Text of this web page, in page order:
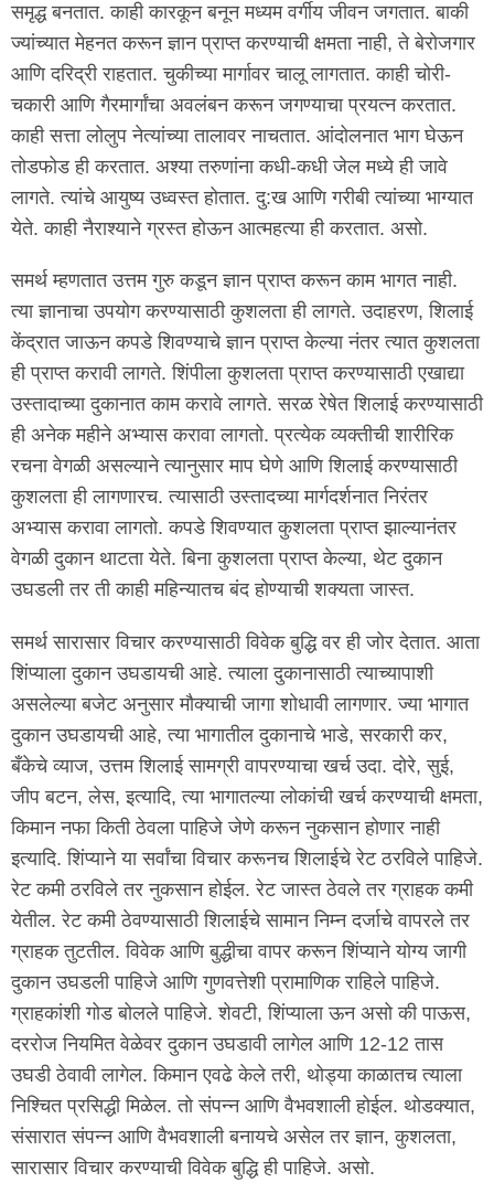
समृद्ध बनतात. काही कारकून बनून मध्यम वर्गीय जीवन जगतात. बाकी
ज्यांच्यात मेहनत करून ज्ञान प्राप्त करण्याची क्षमता नाही, ते बेरोजगार
आणि दरिद्री राहतात. चुकीच्या मार्गावर चालू लागतात. काही चोरी-
चकारी आणि गैरमार्गांचा अवलंबन करून जगण्याचा प्रयत्न करतात.
काही सत्ता लोलुप नेत्यांच्या तालावर नाचतात. आंदोलनात भाग घेऊन
तोडफोड ही करतात. अश्या तरुणांना कधी-कधी जेल मध्ये ही जावे
लागते. त्यांचे आयुष्य उध्वस्त होतात. दु:ख आणि गरीबी त्यांच्या भाग्यात
येते. काही नैराश्याने ग्रस्त होऊन आत्महत्या ही करतात. असो.
समर्थ म्हणतात उत्तम गुरु कडून ज्ञान प्राप्त करून काम भागत नाही.
त्या ज्ञानाचा उपयोग करण्यासाठी कुशलता ही लागते. उदाहरण, शिलाई
केंद्रात जाऊन कपडे शिवण्याचे ज्ञान प्राप्त केल्या नंतर त्यात कुशलता
ही प्राप्त करावी लागते. शिंपीला कुशलता प्राप्त करण्यासाठी एखाद्या
उस्तादाच्या दुकानात काम करावे लागते. सरळ रेषेत शिलाई करण्यासाठी
ही अनेक महीने अभ्यास करावा लागतो. प्रत्येक व्यक्तीची शारीरिक
रचना वेगळी असल्याने त्यानुसार माप घेणे आणि शिलाई करण्यासाठी
कुशलता ही लागणारच. त्यासाठी उस्तादच्या मार्गदर्शनात निरंतर
अभ्यास करावा लागतो. कपडे शिवण्यात कुशलता प्राप्त झाल्यानंतर
वेगळी दुकान थाटता येते. बिना कुशलता प्राप्त केल्या, थेट दुकान
उघडली तर ती काही महिन्यातच बंद होण्याची शक्यता जास्त.
समर्थ सारासार विचार करण्यासाठी विवेक बुद्धि वर ही जोर देतात. आता
शिंप्याला दुकान उघडायची आहे. त्याला दुकानासाठी त्याच्यापाशी
असलेल्या बजेट अनुसार मौक्याची जागा शोधावी लागणार. ज्या भागात
दुकान उघडायची आहे, त्या भागातील दुकानाचे भाडे, सरकारी कर,
बँकेचे व्याज, उत्तम शिलाई सामग्री वापरण्याचा खर्च उदा. दोरे, सुई,
जीप बटन, लेस, इत्यादि, त्या भागातल्या लोकांची खर्च करण्याची क्षमता,
किमान नफा किती ठेवला पाहिजे जेणे करून नुकसान होणार नाही
इत्यादि. शिंप्याने या सर्वांचा विचार करूनच शिलाईचे रेट ठरविले पाहिजे.
रेट कमी ठरविले तर नुकसान होईल. रेट जास्त ठेवले तर ग्राहक कमी
येतील. रेट कमी ठेवण्यासाठी शिलाईचे सामान निम्न दर्जाचे वापरले तर
ग्राहक तुटतील. विवेक आणि बुद्धीचा वापर करून शिंप्याने योग्य जागी
दुकान उघडली पाहिजे आणि गुणवत्तेशी प्रामाणिक राहिले पाहिजे.
ग्राहकांशी गोड बोलले पाहिजे. शेवटी, शिंप्याला ऊन असो की पाऊस,
दररोज नियमित वेळेवर दुकान उघडावी लागेल आणि 12-12 तास
उघडी ठेवावी लागेल. किमान एवढे केले तरी, थोड्या काळातच त्याला
निश्चित प्रसिद्धी मिळेल. तो संपन्न आणि वैभवशाली होईल. थोडक्यात,
संसारात संपन्न आणि वैभवशाली बनायचे असेल तर ज्ञान, कुशलता,
सारासार विचार करण्याची विवेक बुद्धि ही पाहिजे. असो.